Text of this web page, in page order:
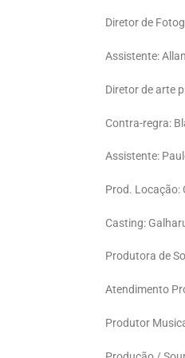
Diretor de
Assistente: Allan
Diretor de arte
Contra-regra:
Assistente:
Prod. Locação:
Casting:
Produtora de
Atendimento
Produtor